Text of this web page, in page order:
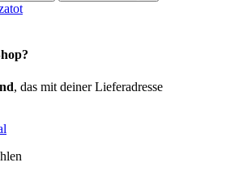
, das mit deiner Lieferadresse